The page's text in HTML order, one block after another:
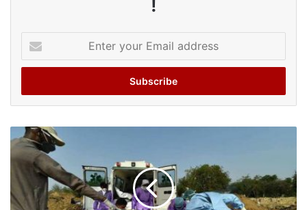
!
your
Email